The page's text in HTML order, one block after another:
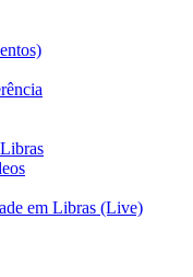
em Libras (Live)